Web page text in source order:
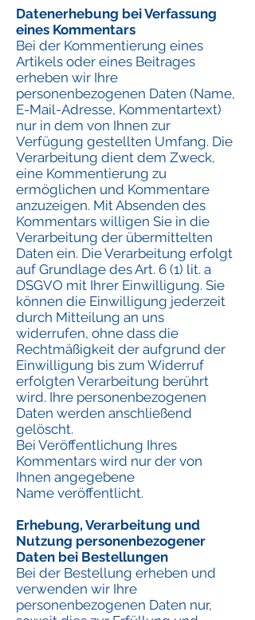
Datenerhebung bei Verfassung
eines Kommentars
Bei der Kommentierung eines
Artikels oder eines Beitrages
erheben wir Ihre
personenbezogenen Daten (Name,
E-Mail-Adresse, Kommentartext)
nur in dem von Ihnen zur
Verfügung gestellten Umfang. Die
Verarbeitung dient dem Zweck,
eine Kommentierung zu
ermöglichen und Kommentare
anzuzeigen. Mit Absenden des
Kommentars willigen Sie in die
Verarbeitung der übermittelten
Daten ein. Die Verarbeitung erfolgt
auf Grundlage des Art. 6 (1) lit. a
DSGVO mit Ihrer Einwilligung. Sie
können die Einwilligung jederzeit
durch Mitteilung an uns
widerrufen, ohne dass die
Rechtmäßigkeit der aufgrund der
Einwilligung bis zum Widerruf
erfolgten Verarbeitung berührt
wird. Ihre personenbezogenen
Daten werden anschließend
gelöscht.
Bei Veröffentlichung Ihres
Kommentars wird nur der von
Ihnen angegebene
Name veröffentlicht.
Erhebung, Verarbeitung und
Nutzung personenbezogener
Daten bei Bestellungen
Bei der Bestellung erheben und
verwenden wir Ihre
personenbezogenen Daten nur,